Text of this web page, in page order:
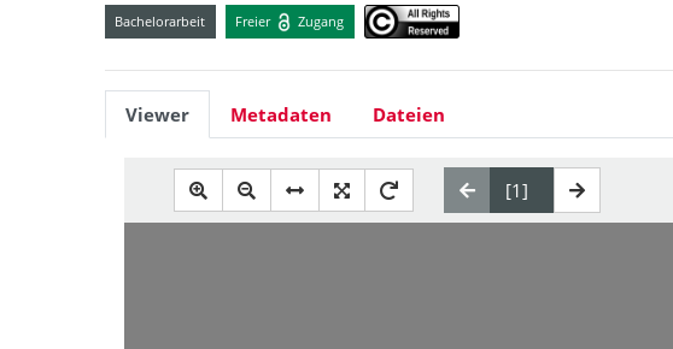
Bachelorarbeit Freier Zugang
Viewer Metadaten Dateien